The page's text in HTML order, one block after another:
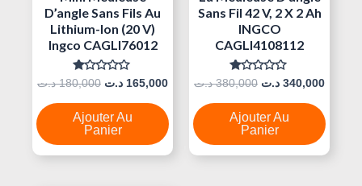
D’angle Sans Fils Au
Lithium-Ion (20 V)
Ingco CAGLI76012
Note
Sur
5
180,000 د.ت 165,000 د.ت
Ajouter Au
Panier
Sans Fil 42 V, 2 X 2 Ah
INGCO
CAGLI4108112
Note
Sur
5
380,000 د.ت 340,000 د.ت
Ajouter Au
Panier